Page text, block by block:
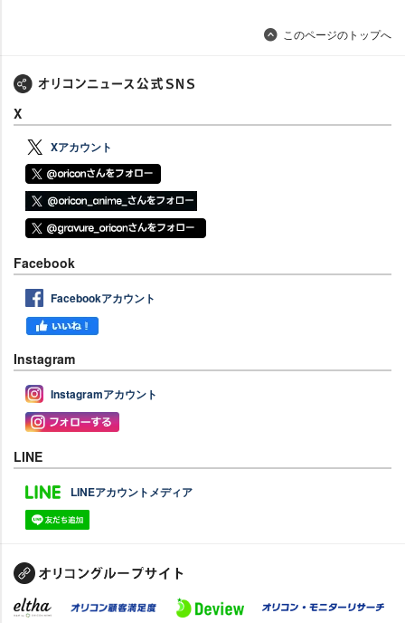
このページのトップへ
X
Xアカウント
Facebook
Facebookアカウント
Instagram
Instagramアカウント
LINE
LINEアカウントメディア